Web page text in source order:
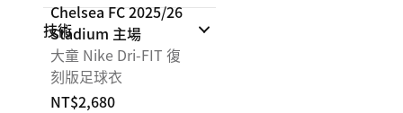
技術
Chelsea FC 2025/26
Stadium 主場
大童 Nike Dri-FIT 復
刻版足球衣
NT$2,680